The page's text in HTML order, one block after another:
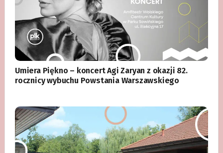
Umiera Piękno – koncert Agi Zaryan z okazji 82.
rocznicy wybuchu Powstania Warszawskiego